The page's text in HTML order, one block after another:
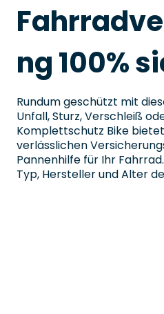
ng 100%
Rundum geschützt mit
Unfall, Sturz, Verschleiß
Komplettschutz Bike
verlässlichen
Pannenhilfe für Ihr
Typ, Hersteller und Alter